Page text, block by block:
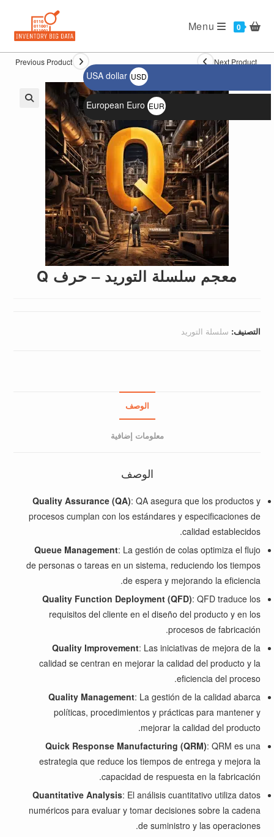
0
Menu
Previous Product Next Product
معجم سلسلة التوريد – حرف Q
التصنيف: سلسلة التوريد
الوصف
معلومات إضافية
الوصف
Quality Assurance (QA): QA asegura que los productos y
procesos cumplan con los estándares y especificaciones de
calidad establecidos.
Queue Management: La gestión de colas optimiza el flujo
de personas o tareas en un sistema, reduciendo los tiempos
de espera y mejorando la eficiencia.
Quality Function Deployment (QFD): QFD traduce los
requisitos del cliente en el diseño del producto y en los
procesos de fabricación.
Quality Improvement: Las iniciativas de mejora de la
calidad se centran en mejorar la calidad del producto y la
eficiencia del proceso.
Quality Management: La gestión de la calidad abarca
políticas, procedimientos y prácticas para mantener y
mejorar la calidad del producto.
Quick Response Manufacturing (QRM): QRM es una
estrategia que reduce los tiempos de entrega y mejora la
capacidad de respuesta en la fabricación.
Quantitative Analysis: El análisis cuantitativo utiliza datos
numéricos para evaluar y tomar decisiones sobre la cadena
de suministro y las operaciones.
USD
$
EUR
€